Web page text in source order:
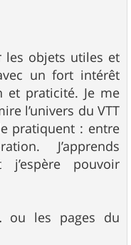
les objets utiles et
un fort intérêt
praticité. Je me
l’univers du VTT
pratiquent : entre
J’apprends
pouvoir
ou les pages du